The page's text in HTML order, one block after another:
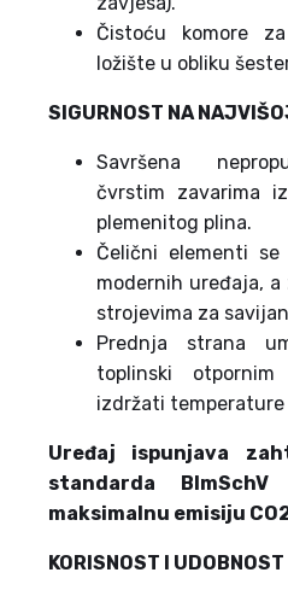
Čistoću komore
ložište u obliku
SIGURNOST NA
Savršena
čvrstim zavarima
plemenitog plina.
Čelični elementi se
modernih uređaja,
strojevima za
Prednja strana
toplinski
izdržati temperature
Uređaj ispunjava
standarda
maksimalnu emisiju
KORISNOST I UDOBNOST